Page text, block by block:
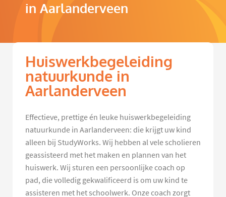
in Aarlanderveen
Huiswerkbegeleiding
natuurkunde in
Aarlanderveen
Effectieve, prettige én leuke huiswerkbegeleiding
natuurkunde in Aarlanderveen: die krijgt uw kind
alleen bij StudyWorks. Wij hebben al vele scholieren
geassisteerd met het maken en plannen van het
huiswerk. Wij sturen een persoonlijke coach op
pad, die volledig gekwalificeerd is om uw kind te
assisteren met het schoolwerk. Onze coach zorgt